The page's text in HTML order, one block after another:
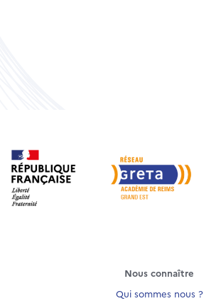
Nous connaître
Qui sommes nous ?